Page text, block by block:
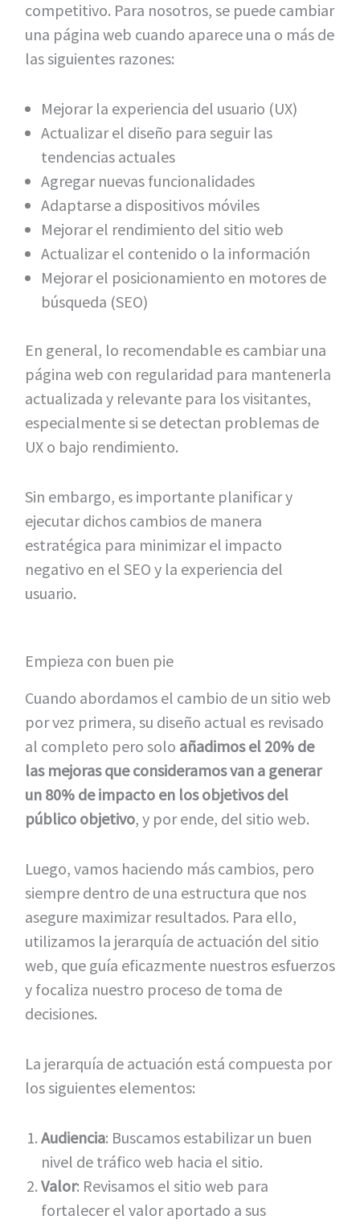
competitivo. Para nosotros, se puede cambiar
una página web cuando aparece una o más de
las siguientes razones:
Mejorar la experiencia del usuario (UX)
Actualizar el diseño para seguir las
tendencias actuales
Agregar nuevas funcionalidades
Adaptarse a dispositivos móviles
Mejorar el rendimiento del sitio web
Actualizar el contenido o la información
Mejorar el posicionamiento en motores de
búsqueda (SEO)
En general, lo recomendable es cambiar una
página web con regularidad para mantenerla
actualizada y relevante para los visitantes,
especialmente si se detectan problemas de
UX o bajo rendimiento.
Sin embargo, es importante planificar y
ejecutar dichos cambios de manera
estratégica para minimizar el impacto
negativo en el SEO y la experiencia del
usuario.
Empieza con buen pie
Cuando abordamos el cambio de un sitio web
por vez primera, su diseño actual es revisado
al completo pero solo añadimos el 20% de
las mejoras que consideramos van a generar
un 80% de impacto en los objetivos del
público objetivo, y por ende, del sitio web.
Luego, vamos haciendo más cambios, pero
siempre dentro de una estructura que nos
asegure maximizar resultados. Para ello,
utilizamos la jerarquía de actuación del sitio
web, que guía eficazmente nuestros esfuerzos
y focaliza nuestro proceso de toma de
decisiones.
La jerarquía de actuación está compuesta por
los siguientes elementos:
Audiencia: Buscamos estabilizar un buen
nivel de tráfico web hacia el sitio.
Valor: Revisamos el sitio web para
fortalecer el valor aportado a sus